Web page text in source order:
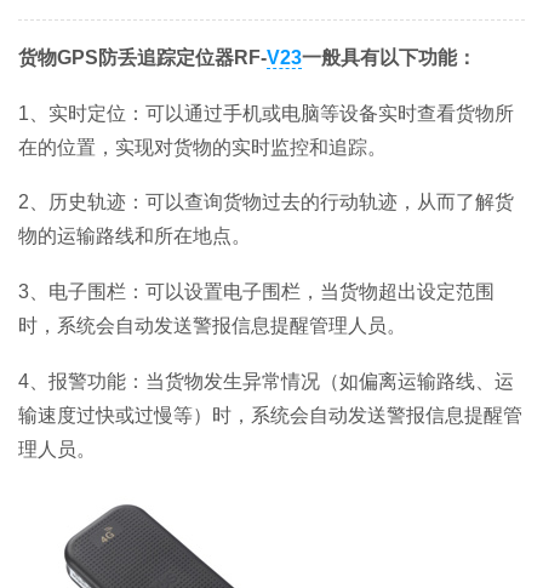
货物GPS防丢追踪定位器RF-V23一般具有以下功能：
1、实时定位：可以通过手机或电脑等设备实时查看货物所
在的位置，实现对货物的实时监控和追踪。
2、历史轨迹：可以查询货物过去的行动轨迹，从而了解货
物的运输路线和所在地点。
3、电子围栏：可以设置电子围栏，当货物超出设定范围
时，系统会自动发送警报信息提醒管理人员。
4、报警功能：当货物发生异常情况（如偏离运输路线、运
输速度过快或过慢等）时，系统会自动发送警报信息提醒管
理人员。